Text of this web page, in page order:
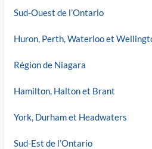
Sud-Ouest de l’Ontario
Huron, Perth, Waterloo et
Région de Niagara
Hamilton, Halton et Brant
York, Durham et Headwaters
Sud-Est de l’Ontario